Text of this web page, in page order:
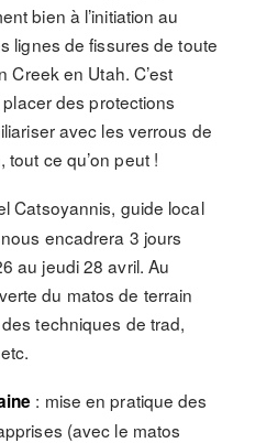
bien à l’initiation au
lignes de fissures de toute
Creek en Utah. C’est
des protections
avec les verrous de
ce qu’on peut !
Catsoyannis, guide local
encadrera 3 jours
au jeudi 28 avril. Au
du matos de terrain
techniques de trad,
: mise en pratique des
(avec le matos